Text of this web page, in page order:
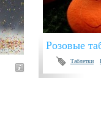
Розовые
Таблетки